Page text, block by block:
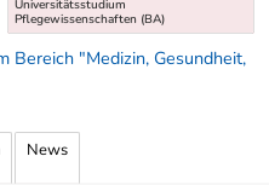
Universitätsstudium
Pflegewissenschaften (BA)
Bereich "Medizin, Gesundheit,
News